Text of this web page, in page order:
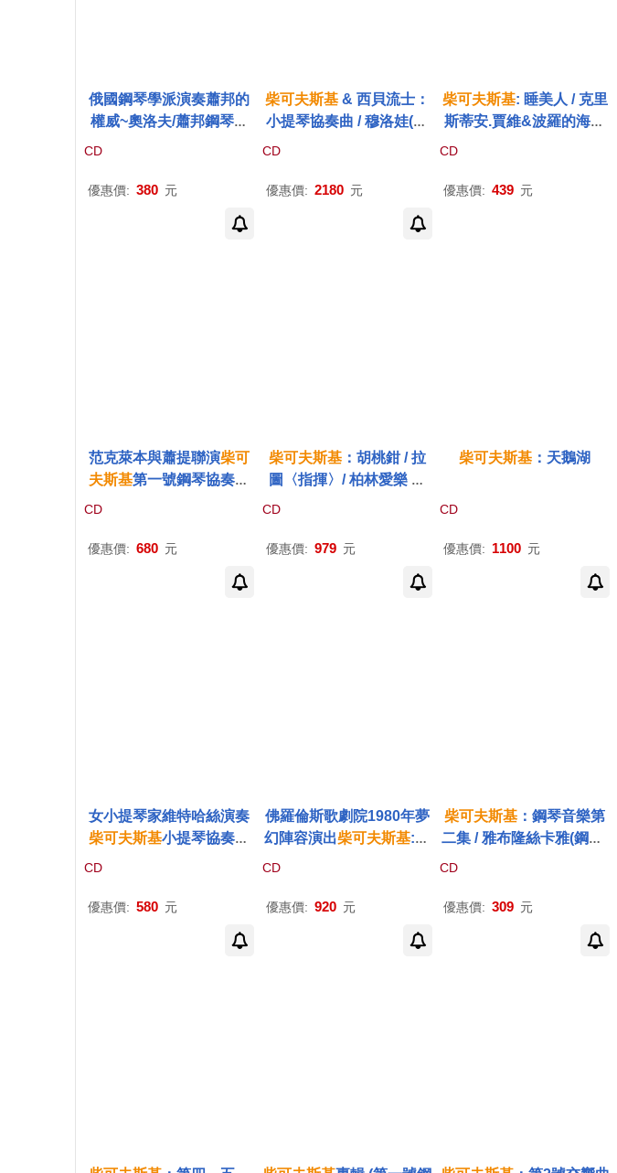
俄國鋼琴學派演奏蕭邦的
權威~奧洛夫/蕭邦鋼琴曲
與
he Decca Recordings)
CD
優惠價: 380 元
柴可夫斯基& 西貝流士：
小提琴協奏曲 / 穆洛娃(小
提琴)、小澤征爾(指揮)、
P)(Tchaikovsky, Sibeliu
oria Mullova (violin), Seij
CD
優惠價: 2180 元
柴可夫斯基: 睡美人 / 克里
斯蒂安.賈維&波羅的海愛
樂管弦樂團(Tchaikovsky:
Dramatic Symphony / Kr
CD
優惠價: 439 元
范克萊本與蕭提聯演柴可
夫斯基第一號鋼琴協奏曲
& 貝多芬第三號交響曲”英
(2CD)((Spectrum Soun
ge Solti / Tchaikovsky Pi
CD
優惠價: 680 元
柴可夫斯基：胡桃鉗 / 拉
圖〈指揮〉/ 柏林愛樂 歐
洲進口盤 (2LP黑膠唱片)(T
cker / Sir Simon Rattle /
[2xVinyl LPs 180 gr.])
CD
優惠價: 979 元
柴可夫斯基 ：天鵝湖
CD
優惠價: 1100 元
女小提琴家維特哈絲演奏
柴可夫斯基小提琴協奏曲
與第三號弦樂四重奏(Antj
ovsky Violin Concerto &
CD
優惠價: 580 元
佛羅倫斯歌劇院1980年夢
幻陣容演出柴可夫斯基:尤
金.奧涅金 (2CD)(Galina V
a, Leo Nucci with Rostro
CD
優惠價: 920 元
柴可夫斯基 ：鋼琴音樂第
二集 / 雅布隆絲卡雅(鋼琴)
(Tchaikovsky: Piano Mu
ya)
CD
優惠價: 309 元